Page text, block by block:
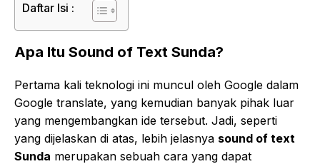
Daftar Isi :
Apa Itu Sound of Text Sunda?
Pertama kali teknologi ini muncul oleh Google dalam
Google translate, yang kemudian banyak pihak luar
yang mengembangkan ide tersebut. Jadi, seperti
yang dijelaskan di atas, lebih jelasnya sound of text
Sunda merupakan sebuah cara yang dapat